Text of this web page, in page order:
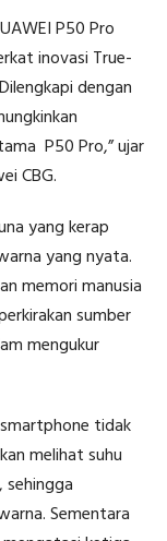
P50 Pro
inovasi True-
dengan
P50 Pro,” ujar
CBG.
yang kerap
yang nyata.
memori manusia
sumber
mengukur
tidak
melihat suhu
Sementara